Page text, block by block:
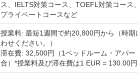
ス、IELTS対策コース、TOEFL対策コース
プライベートコースなど
授業料: 最短1週間で約20,800円から（時
わせください。）
滞在費: 32,500円（1ベッドルーム・アパ
合）*授業料及び滞在費は1 EUR = 130.00